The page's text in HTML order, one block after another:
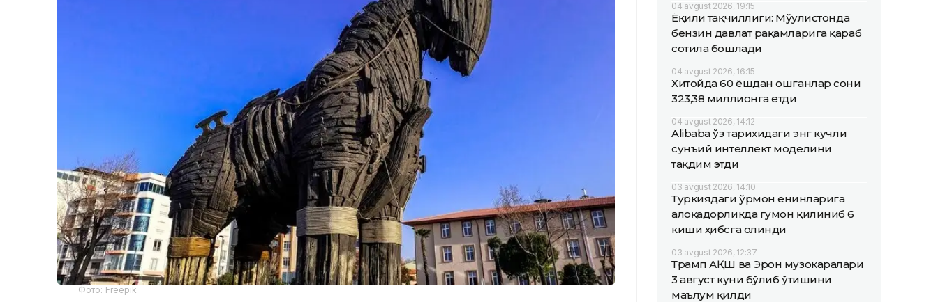
Фото: Freepik
04 avgust 2026, 19:15
Ёқилғи тақчиллиги: Мўғулистонда
бензин давлат рақамларига қараб
сотила бошлади
04 avgust 2026, 16:15
Хитойда 60 ёшдан ошганлар сони
323,38 миллионга етди
04 avgust 2026, 14:12
Alibaba ўз тарихидаги энг кучли
сунъий интеллект моделини
тақдим этди
03 avgust 2026, 14:10
Туркиядаги ўрмон ёнғинларига
алоқадорликда гумон қилиниб 6
киши ҳибсга олинди
03 avgust 2026, 12:37
Трамп АҚШ ва Эрон музокаралари
3 август куни бўлиб ўтишини
маълум қилди